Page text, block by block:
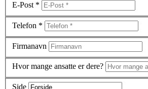
E-Post *
Telefon *
Firmanavn
Hvor mange ansatte er dere?
Side